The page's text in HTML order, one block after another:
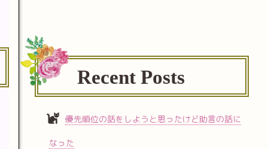
Recent Posts
優先順位の話をしようと思ったけど助言の話に
なった